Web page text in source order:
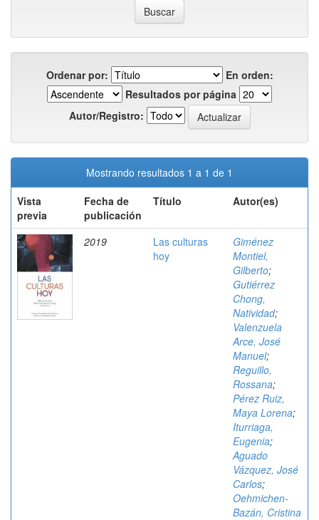
Ordenar por:
En orden:
Resultados por página
Autor/Registro:
Mostrando resultados 1 a 1 de 1
Vista
previa
Fecha de
publicación
Título Autor(es)
2019
Las culturas
hoy
Giménez
Montiel,
Gilberto;
Gutiérrez
Chong,
Natividad;
Valenzuela
Arce, José
Manuel;
Reguillo,
Rossana;
Pérez Ruiz,
Maya Lorena;
Iturriaga,
Eugenia;
Aguado
Vázquez, José
Carlos;
Oehmichen-
Bazán, Cristina